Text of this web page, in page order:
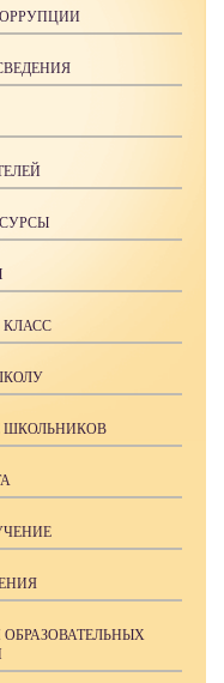
ШКОЛЬНИКОВ